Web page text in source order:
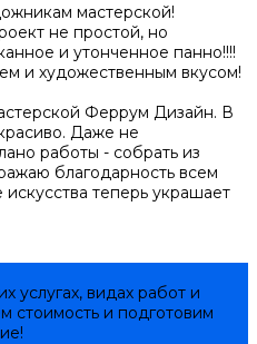
мастерской!
не простой, но
и утонченное панно!!!!
и художественным вкусом!
Феррум Дизайн. В
Даже не
работы - собрать из
благодарность всем
теперь украшает
услугах, видах работ и
стоимость и подготовим